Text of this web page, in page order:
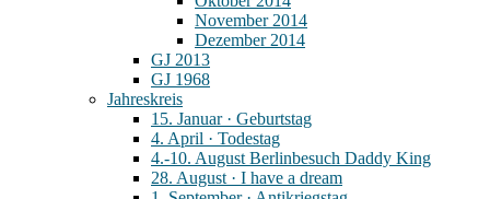
November 2014
Dezember 2014
GJ 2013
GJ 1968
Jahreskreis
15. Januar · Geburtstag
4. April · Todestag
4.-10. August Berlinbesuch Daddy King
28. August · I have a dream